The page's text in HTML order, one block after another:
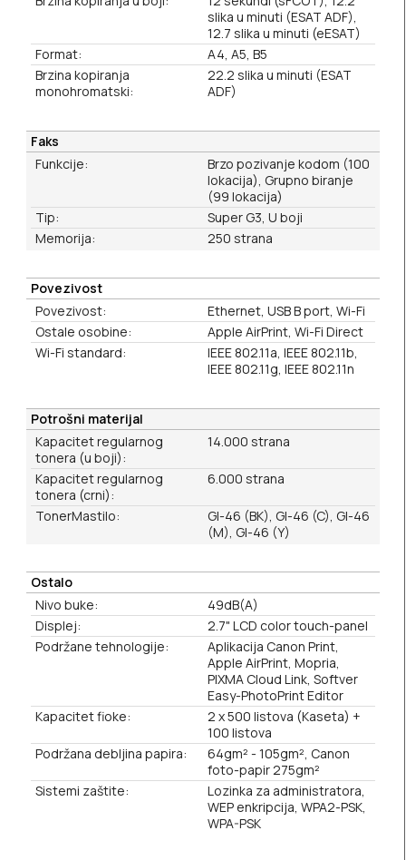
slika u minuti (ESAT ADF),
12.7 slika u minuti (eESAT)
Format:
A4, A5, B5
Brzina kopiranja
monohromatski:
22.2 slika u minuti (ESAT
ADF)
Faks
Funkcije:
Brzo pozivanje kodom (100
lokacija), Grupno biranje
(99 lokacija)
Tip:
Super G3, U boji
Memorija:
250 strana
Povezivost
Povezivost:
Ethernet, USB B port, Wi-Fi
Ostale osobine:
Apple AirPrint, Wi-Fi Direct
Wi-Fi standard:
IEEE 802.11a, IEEE 802.11b,
IEEE 802.11g, IEEE 802.11n
Potrošni materijal
Kapacitet regularnog
tonera (u boji):
14.000 strana
Kapacitet regularnog
tonera (crni):
6.000 strana
TonerMastilo:
GI-46 (BK), GI-46 (C), GI-46
(M), GI-46 (Y)
Ostalo
Nivo buke:
49dB(A)
Displej:
2.7" LCD color touch-panel
Podržane tehnologije:
Aplikacija Canon Print,
Apple AirPrint, Mopria,
PIXMA Cloud Link, Softver
Easy-PhotoPrint Editor
Kapacitet fioke:
2 x 500 listova (Kaseta) +
100 listova
Podržana debljina papira:
64gm² - 105gm², Canon
foto-papir 275gm²
Sistemi zaštite:
Lozinka za administratora,
WEP enkripcija, WPA2-PSK,
WPA-PSK